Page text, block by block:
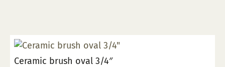
Ceramic brush oval 3/4″